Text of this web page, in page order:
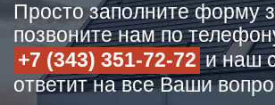
Просто заполните форму
позвоните нам по
+7 (343) 351-72-72 и наш
ответит на все Ваши